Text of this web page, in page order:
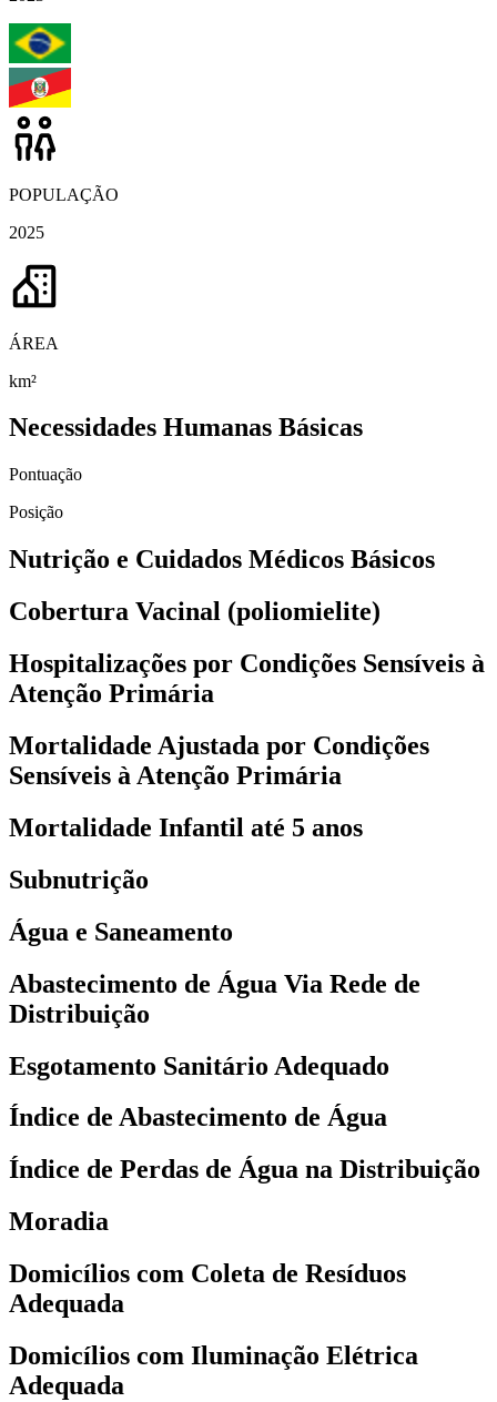
POPULAÇÃO
2025
ÁREA
km²
Necessidades Humanas Básicas
Pontuação
Posição
Nutrição e Cuidados Médicos Básicos
Cobertura Vacinal (poliomielite)
Hospitalizações por Condições Sensíveis à
Atenção Primária
Mortalidade Ajustada por Condições
Sensíveis à Atenção Primária
Mortalidade Infantil até 5 anos
Subnutrição
Água e Saneamento
Abastecimento de Água Via Rede de
Distribuição
Esgotamento Sanitário Adequado
Índice de Abastecimento de Água
Índice de Perdas de Água na Distribuição
Moradia
Domicílios com Coleta de Resíduos
Adequada
Domicílios com Iluminação Elétrica
Adequada